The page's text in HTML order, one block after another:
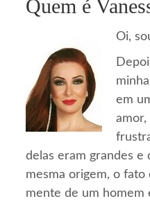
Quem é
Oi,
em
delas eram grandes e
mesma origem, o
mente de um homem